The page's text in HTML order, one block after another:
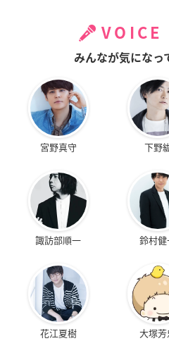
VOICE
みんなが気になっ
宮野真守 下野
諏訪部順一 鈴村
花江夏樹 大塚芳